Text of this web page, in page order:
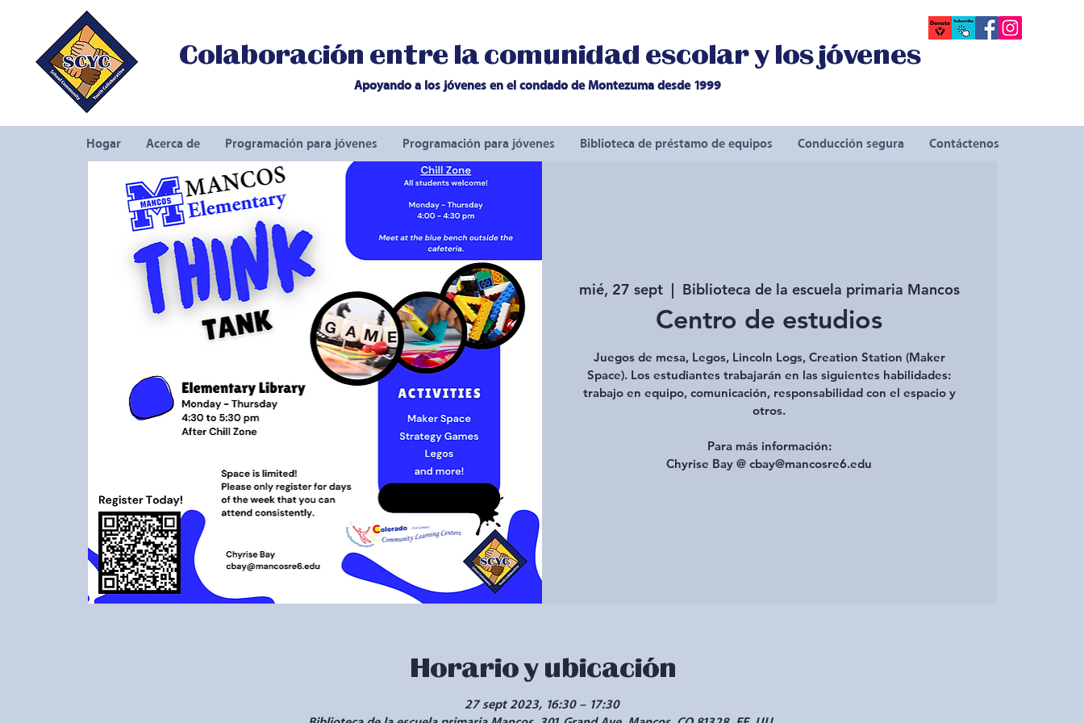
Colaboración entre la comunidad escolar y los jóvenes
Apoyando a los jóvenes en el condado de Montezuma desde 1999
Hogar Acerca de Programación para jóvenes Programación para jóvenes Biblioteca de préstamo de equipos Conducción segura Contáctenos
mié, 27 sept
  |
Biblioteca de la escuela primaria Mancos
Centro de estudios
Juegos de mesa, Legos, Lincoln Logs, Creation Station (Maker
Space). Los estudiantes trabajarán en las siguientes habilidades:
trabajo en equipo, comunicación, responsabilidad con el espacio y
otros.
Para más información:
Chyrise Bay @ cbay@mancosre6.edu
Horario y ubicación
27 sept 2023, 16:30 – 17:30